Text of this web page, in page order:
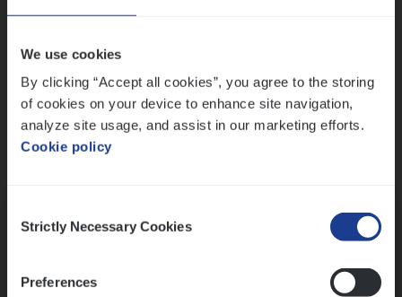
We use cookies
By clicking “Accept all cookies”, you agree to the storing
of cookies on your device to enhance site navigation,
analyze site usage, and assist in our marketing efforts.
Cookie policy
Selection
Strictly Necessary Cookies
Preferences